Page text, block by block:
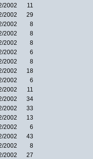
2002
11
2002
29
2002
8
2002
8
2002
8
2002
6
2002
8
2002
18
2002
6
2002
11
2002
34
2002
33
2002
13
2002
6
2002
43
2002
8
2002
27